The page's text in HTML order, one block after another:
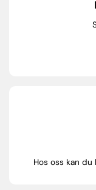
Hos oss kan